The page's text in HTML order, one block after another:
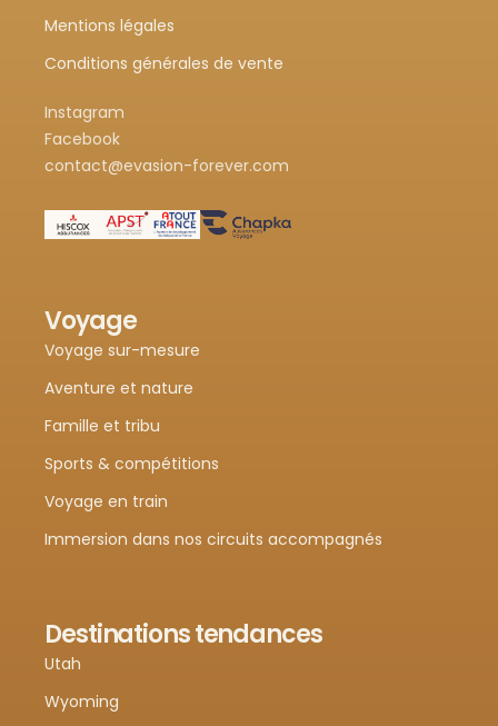
Mentions légales
Conditions générales de vente
Instagram
Facebook
contact@evasion-forever.com
Voyage
Voyage sur-mesure
Aventure et nature
Famille et tribu
Sports & compétitions
Voyage en train
Immersion dans nos circuits accompagnés
Destinations tendances
Utah
Wyoming